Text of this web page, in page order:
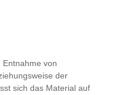
Entnahme von
der
sich das Material auf